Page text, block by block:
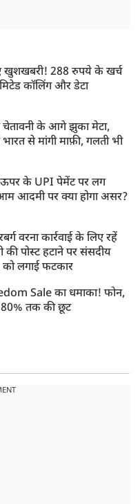
खुशखबरी! 288 रुपये के खर्च
कॉलिंग और डेटा
चेतावनी के आगे झुका मेटा,
से मांगी माफ़ी, गलती भी
के UPI पेमेंट पर लग
आदमी पर क्या होगा असर?
वरना कार्रवाई के लिए रहें
की पोस्ट हटाने पर संसदीय
लगाई फटकार
Sale का धमाका! फोन,
तक की छूट